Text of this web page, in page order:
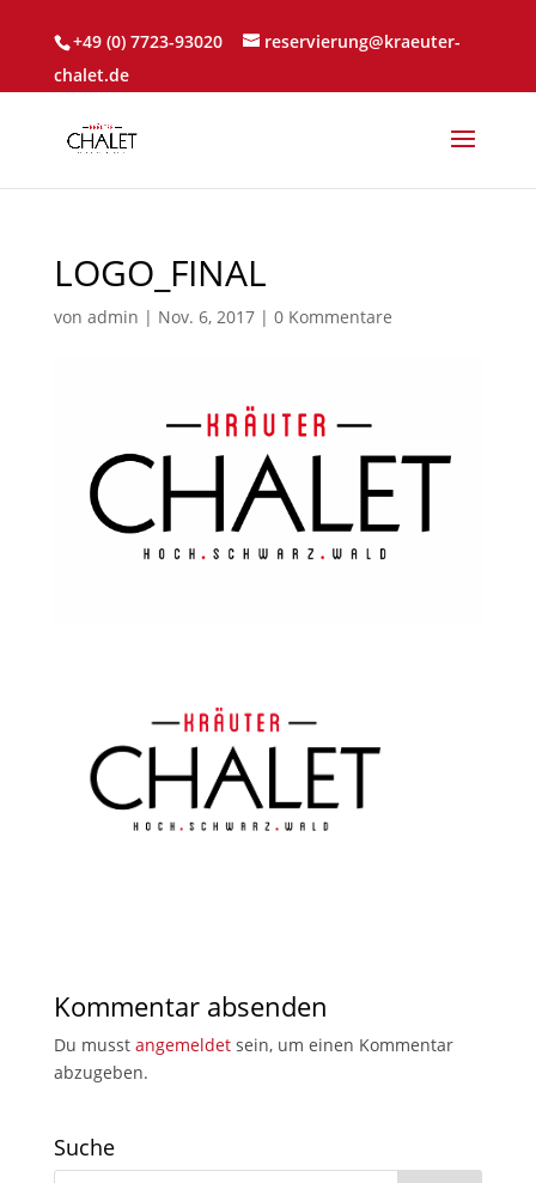
+49 (0) 7723-93020
reservierung@kraeuter-
chalet.de
LOGO_FINAL
von admin | Nov. 6, 2017| 0 Kommentare
Kommentar absenden
Du musst angemeldetsein, um einen Kommentar
abzugeben.
Suche